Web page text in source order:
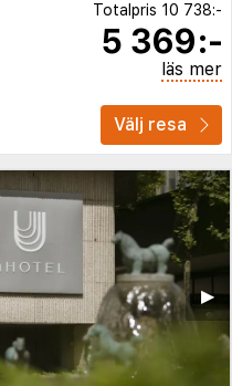
Totalpris 10 738:-
5 369:-
läs mer
Välj resa
▶︎